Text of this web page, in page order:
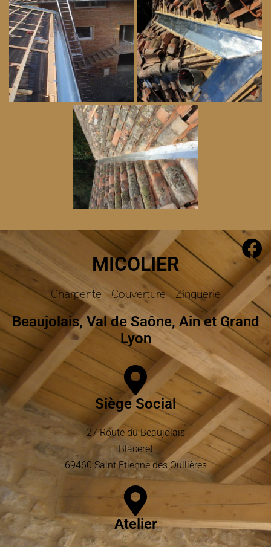
MICOLIER
Charpente - Couverture - Zinguerie
Beaujolais, Val de Saône, Ain et Grand
Lyon
Siège Social
27 Route du Beaujolais
Blaceret
69460 Saint Etienne des Oullières
Atelier